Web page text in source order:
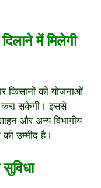
में मिलेगी
किसानों को योजनाओं
करा सकेगी। इससे
और अन्य विभागीय
उम्मीद है।